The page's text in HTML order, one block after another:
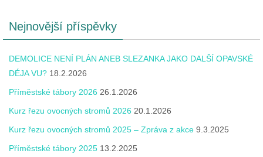
Nejnovější příspěvky
DEMOLICE NENÍ PLÁN ANEB SLEZANKA JAKO DALŠÍ OPAVSKÉ
DÉJA VU? 18.2.2026
Příměstské tábory 2026 26.1.2026
Kurz řezu ovocných stromů 2026 20.1.2026
Kurz řezu ovocných stromů 2025 – Zpráva z akce 9.3.2025
Příměstské tábory 2025 13.2.2025